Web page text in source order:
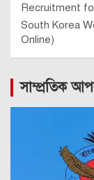
Recruitment
South Korea
Online)
সাম্প্রতিক